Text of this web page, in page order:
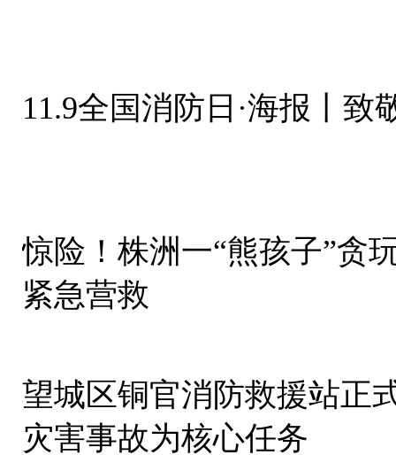
11.9全国消防日·海报丨致
惊险！株洲一“熊孩子”贪
紧急营救
望城区铜官消防救援站正
灾害事故为核心任务